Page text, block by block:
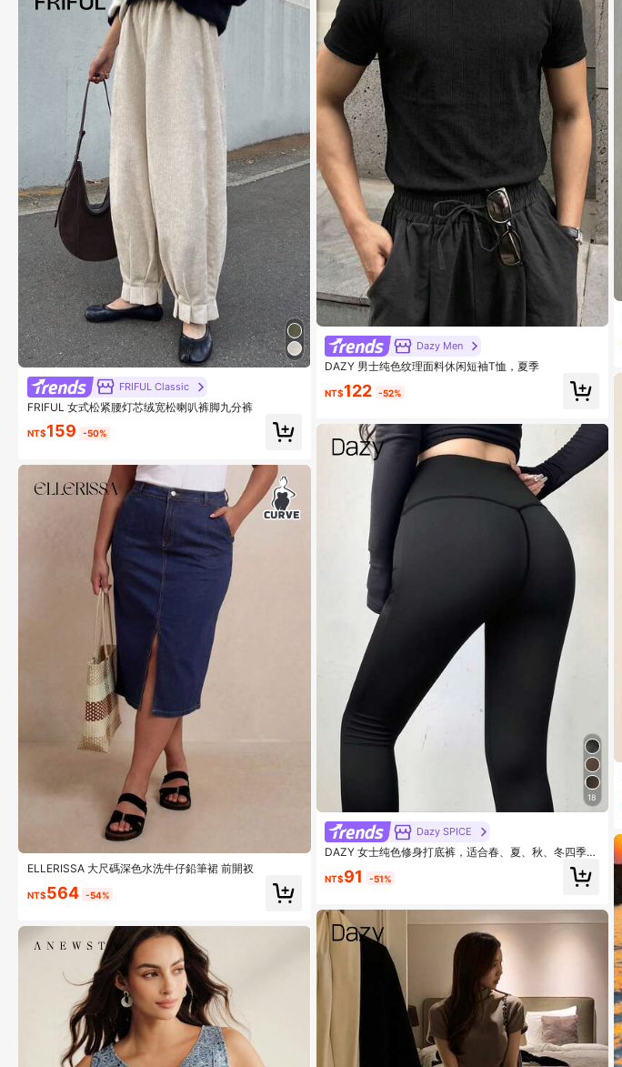
FRIFUL Classic
FRIFUL 女式松紧腰灯芯绒宽松喇叭裤脚九分裤
NT$159 -50%
ELLERISSA 大尺碼深色水洗牛仔鉛筆裙 前開衩
NT$564 -54%
Dazy Men
DAZY 男士纯色纹理面料休闲短袖T恤，夏季
NT$122 -52%
18
Dazy SPICE
DAZY 女士纯色修身打底裤，适合春、夏、秋、冬四季穿
NT$91 -51%